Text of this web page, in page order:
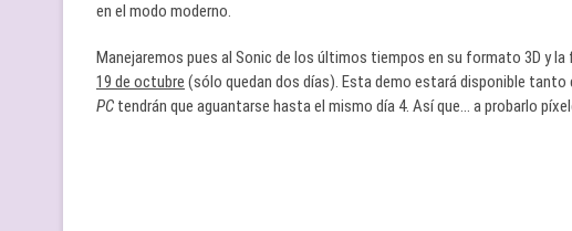
en el modo moderno.
Manejaremos pues al Sonic de los últimos tiempos en su formato 3D y
19 de octubre (sólo quedan dos días). Esta demo estará disponible tanto
PC tendrán que aguantarse hasta el mismo día 4. Así que… a probarlo